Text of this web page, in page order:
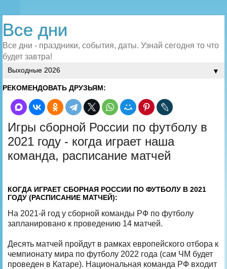
Все дни
Все дни - праздники, события, даты. Узнай сегодня то что
будет завтра!
▼
РЕКОМЕНДОВАТЬ ДРУЗЬЯМ:
Игры сборной России по футболу в
2021 году - когда играет наша
команда, расписание матчей
КОГДА ИГРАЕТ СБОРНАЯ РОССИИ ПО ФУТБОЛУ В 2021
ГОДУ (РАСПИСАНИЕ МАТЧЕЙ):
На 2021-й год у сборной команды РФ по футболу
запланировано к проведению 14 матчей.
Десять матчей пройдут в рамках европейского отбора к
чемпионату мира по футболу 2022 года (сам ЧМ будет
проведен в Катаре). Национальная команда РФ входит